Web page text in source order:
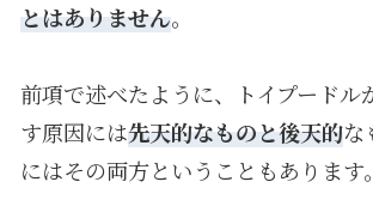
とはありません。
前項で述べたように、トイプードル
す原因には先天的なものと後天的な
にはその両方ということもあります。